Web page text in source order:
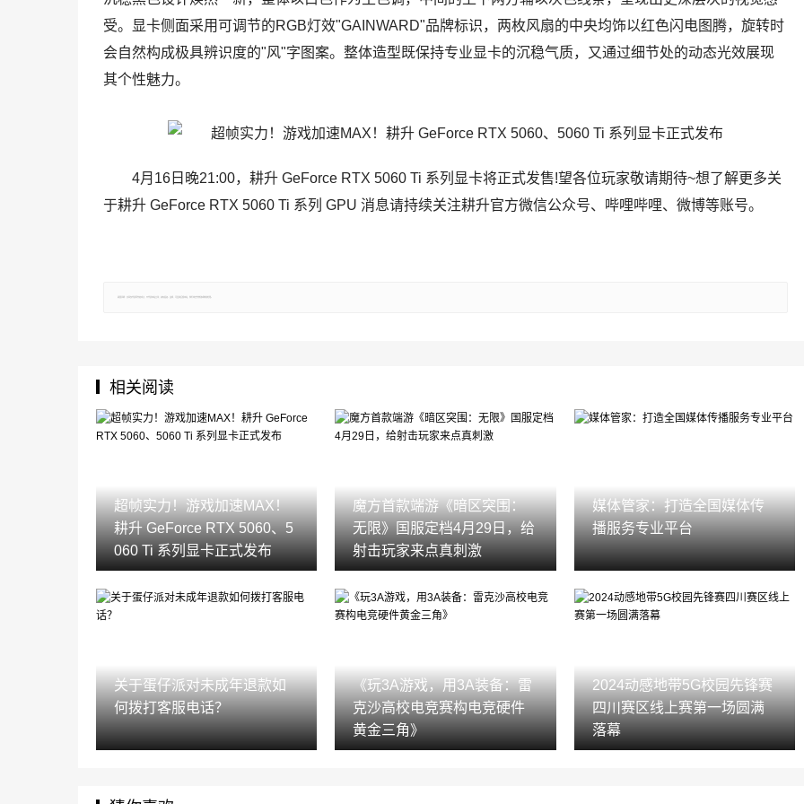
受。显卡侧面采用可调节的RGB灯效"GAINWARD"品牌标识，两枚风扇的中央均饰以红色闪电图腾，旋转时
会自然构成极具辨识度的"风"字图案。整体造型既保持专业显卡的沉稳气质，又通过细节处的动态光效展现
其个性魅力。
4月16日晚21:00，耕升 GeForce RTX 5060 Ti 系列显卡将正式发售!望各位玩家敬请期待~想了解更多关
于耕升 GeForce RTX 5060 Ti 系列 GPU 消息请持续关注耕升官方微信公众号、哔哩哔哩、微博等账号。
郑重声明：文章仅代表原作者观点，不代表本站立场；如有侵权、违规，可直接反馈本站，我们将会作修改或删除处理。
相关阅读
超帧实力！游戏加速MAX！
耕升 GeForce RTX 5060、5
060 Ti 系列显卡正式发布
魔方首款端游《暗区突围：
无限》国服定档4月29日，给
射击玩家来点真刺激
媒体管家：打造全国媒体传
播服务专业平台
关于蛋仔派对未成年退款如
何拨打客服电话？
《玩3A游戏，用3A装备：雷
克沙高校电竞赛构电竞硬件
黄金三角》
2024动感地带5G校园先锋赛
四川赛区线上赛第一场圆满
落幕‌